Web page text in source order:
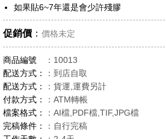
如果貼6~7年還是會少許殘膠
促銷價 ： 價格未定
商品編號
：10013
配送方式：
：到店自取
配送方式：
：貨運,運費另計
付款方式：
：ATM轉帳
檔案格式：
：AI檔,PDF檔,TIF,JPG檔
完稿條件：
：自行完稿